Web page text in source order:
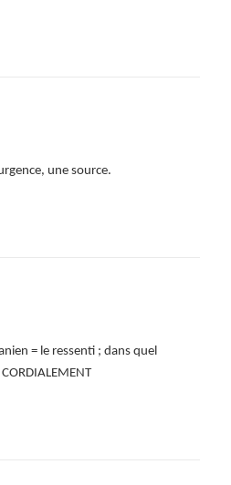
une source.
= le ressenti ; dans quel